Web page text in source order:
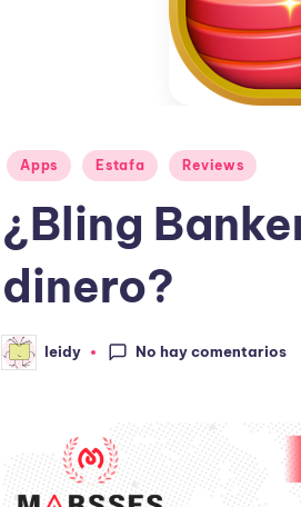
Publicado
Apps Estafa Reviews
¿Bling
dinero?
Publicado
por
leidy No hay comentarios